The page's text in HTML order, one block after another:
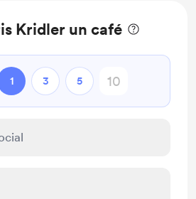
Kridler un café
1 3 5